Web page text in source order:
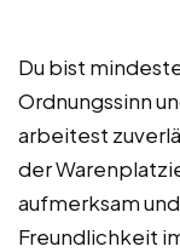
Du bist
Ordnungssinn
arbeitest
der
aufmerksam
Freundlichkeit